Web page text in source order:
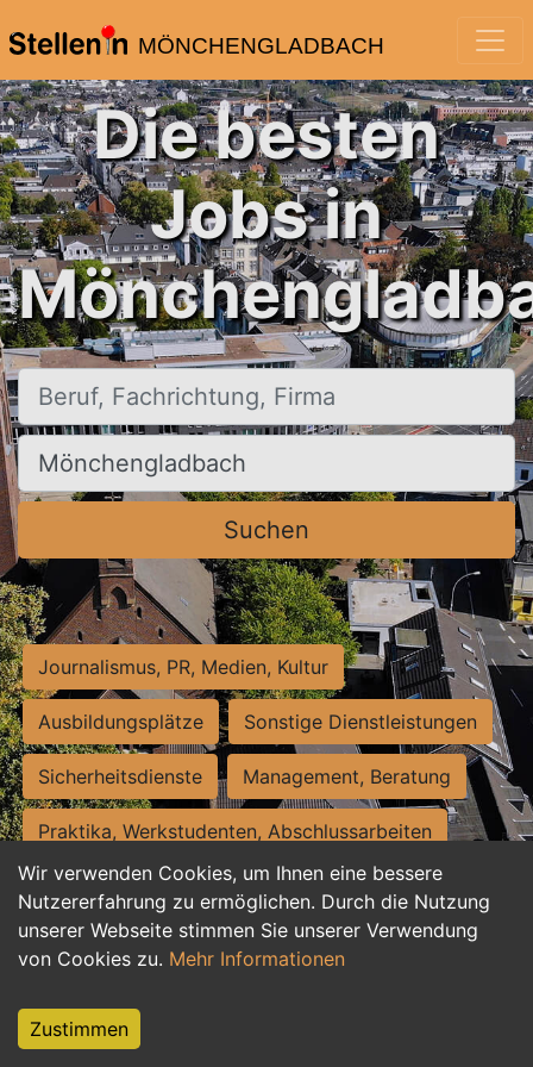
MÖNCHENGLADBACH
Wir verwenden Cookies, um Ihnen eine bessere
Nutzererfahrung zu ermöglichen. Durch die Nutzung
unserer Webseite stimmen Sie unserer Verwendung
von Cookies zu. Mehr Informationen
Zustimmen
Die besten
Jobs in
Beruf, Fachrichtung, Firma
Ort, Stadt
Suchen
Journalismus, PR, Medien, Kultur
Ausbildungsplätze Sonstige Dienstleistungen
Sicherheitsdienste Management, Beratung
Praktika, Werkstudenten, Abschlussarbeiten
Personalwesen Assistenz, Sekretariat
Hilfskräfte, Aushilfs- und Nebenjobs
Weiterbildung, Studium, duale Ausbildung